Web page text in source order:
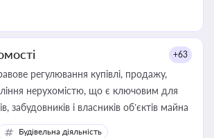
+63
регулювання купівлі, продажу,
нерухомістю, що є ключовим для
забудовників і власників об’єктів майна
Будівельна діяльність